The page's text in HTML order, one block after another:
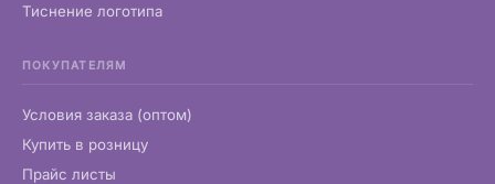
Тиснение логотипа
ПОКУПАТЕЛЯМ
Условия заказа (оптом)
Купить в розницу
Прайс листы